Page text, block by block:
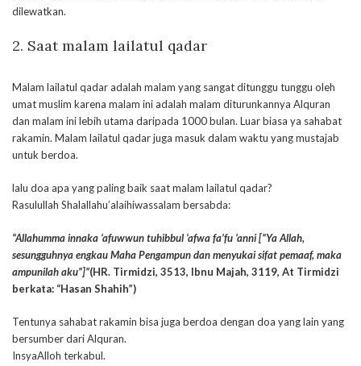
dilewatkan.
2. Saat malam lailatul qadar
Malam lailatul qadar adalah malam yang sangat ditunggu tunggu oleh
umat muslim karena malam ini adalah malam diturunkannya Alquran
dan malam ini lebih utama daripada 1000 bulan. Luar biasa ya sahabat
rakamin. Malam lailatul qadar juga masuk dalam waktu yang mustajab
untuk berdoa.
lalu doa apa yang paling baik saat malam lailatul qadar?
Rasulullah Shalallahu’alaihiwassalam bersabda:
“Allahumma innaka ‘afuwwun tuhibbul ‘afwa fa’fu ‘anni [“Ya Allah,
sesungguhnya engkau Maha Pengampun dan menyukai sifat pemaaf, maka
ampunilah aku”]”(HR. Tirmidzi, 3513, Ibnu Majah, 3119, At Tirmidzi
berkata: “Hasan Shahih”)
Tentunya sahabat rakamin bisa juga berdoa dengan doa yang lain yang
bersumber dari Alquran.
InsyaAlloh terkabul.